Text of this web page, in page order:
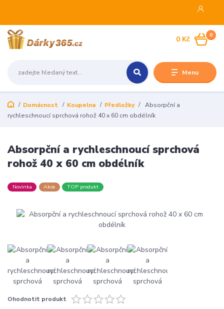
Menu
0
0 Kč
Domácnost Koupelna Předložky
Absorpční a
rychleschnoucí sprchová rohož 40 x 60 cm obdélník
Absorpční a rychleschnoucí sprchová
rohož 40 x 60 cm obdélník
Novinka Akce TOP produkt
Ohodnotit produkt